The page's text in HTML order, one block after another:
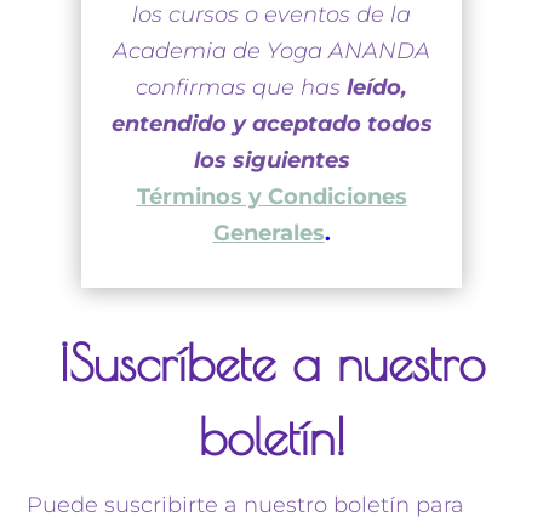
on
_l
ik
on
los cursos o eventos de la
Academia de Yoga ANANDA
confirmas que has leído,
entendido y aceptado todos
los siguientes
Términos y Condiciones
Generales.
¡Suscríbete a nuestro
boletín!
Puede suscribirte a nuestro boletín para